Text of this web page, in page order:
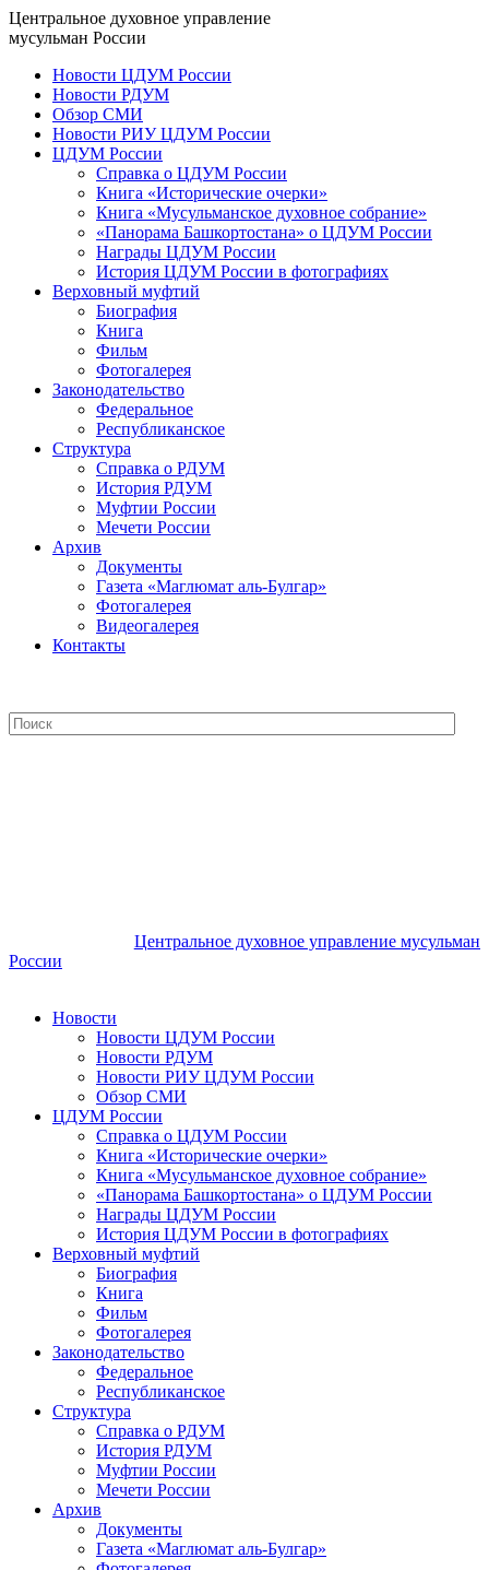
Центральное духовное управление
мусульман России
Новости ЦДУМ России
Новости РДУМ
Обзор СМИ
Новости РИУ ЦДУМ России
ЦДУМ России
Справка о ЦДУМ России
Книга «Исторические очерки»
Книга «Мусульманское духовное собрание»
«Панорама Башкортостана» о ЦДУМ России
Награды ЦДУМ России
История ЦДУМ России в фотографиях
Верховный муфтий
Биография
Книга
Фильм
Фотогалерея
Законодательство
Федеральное
Республиканское
Структура
Справка о РДУМ
История РДУМ
Муфтии России
Мечети России
Архив
Документы
Газета «Маглюмат аль-Булгар»
Фотогалерея
Видеогалерея
Контакты
Центральное духовное управление мусульман
России
Новости
Новости ЦДУМ России
Новости РДУМ
Новости РИУ ЦДУМ России
Обзор СМИ
ЦДУМ России
Справка о ЦДУМ России
Книга «Исторические очерки»
Книга «Мусульманское духовное собрание»
«Панорама Башкортостана» о ЦДУМ России
Награды ЦДУМ России
История ЦДУМ России в фотографиях
Верховный муфтий
Биография
Книга
Фильм
Фотогалерея
Законодательство
Федеральное
Республиканское
Структура
Справка о РДУМ
История РДУМ
Муфтии России
Мечети России
Архив
Документы
Газета «Маглюмат аль-Булгар»